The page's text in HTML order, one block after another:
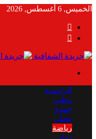
الخميس, 6 أغسطس, 2026
الرئيسية
وطني
جهوي
محلي
رياضة
دولي